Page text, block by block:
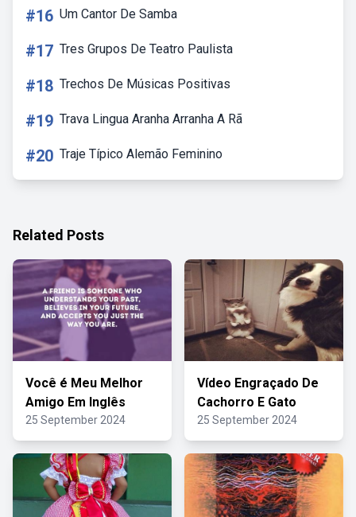
#16 Um Cantor De Samba
#17 Tres Grupos De Teatro Paulista
#18 Trechos De Músicas Positivas
#19 Trava Lingua Aranha Arranha A Rã
#20 Traje Típico Alemão Feminino
Related Posts
Você é Meu Melhor
Amigo Em Inglês
25 September 2024
Vídeo Engraçado De
Cachorro E Gato
25 September 2024